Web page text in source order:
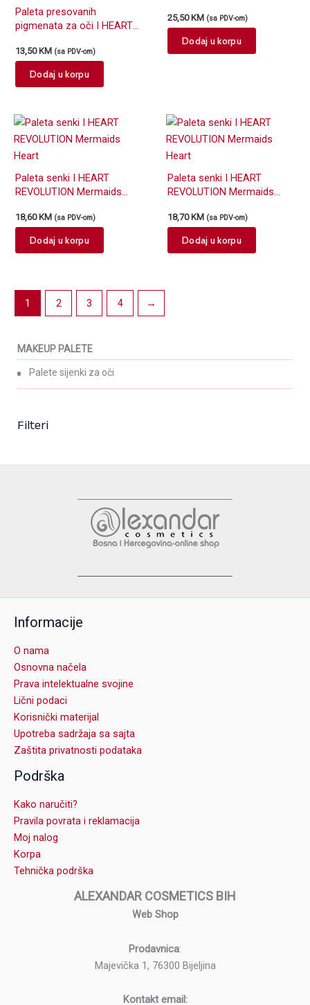
MAKEUP PALETE
Palete sijenki za oči
Filteri
Paleta presovanih
pigmenata za oči I HEART
22g
13,50 KM (sa PDV-om)
Dodaj u korpu
25,50 KM (sa PDV-om)
Dodaj u korpu
Paleta senki I HEART
REVOLUTION Mermaids
18,60KM (sa PDV-om)
Dodaj u korpu
Paleta senki I HEART
REVOLUTION Mermaids
18,70KM (sa PDV-om)
Dodaj u korpu
1 2 3 4 →
Informacije
O nama
Osnovna načela
Prava intelektualne svojine
Lični podaci
Korisnički materijal
Upotreba sadržaja sa sajta
Zaštita privatnosti podataka
Podrška
Kako naručiti?
Pravila povrata i reklamacija
Moj nalog
Korpa
Tehnička podrška
ALEXANDAR COSMETICS BIH
Web Shop
Prodavnica:
Majevička 1, 76300 Bijeljina
Kontakt email: